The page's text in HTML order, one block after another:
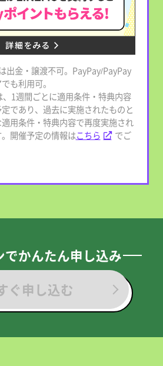
出金・譲渡不可。PayPay/PayPay
も利用可。
1週間ごとに適用条件・特典内容
であり、過去に実施されたものと
用条件・特典内容で再度実施され
開催予定の情報はこちら
でご
でかんたん申し込み
ぐ申し込む